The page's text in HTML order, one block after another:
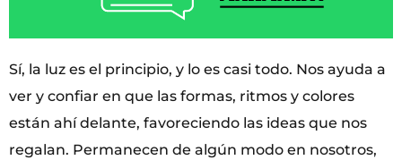
Sí, la luz es el principio, y lo es casi todo. Nos ayuda a
ver y confiar en que las formas, ritmos y colores
están ahí delante, favoreciendo las ideas que nos
regalan. Permanecen de algún modo en nosotros,